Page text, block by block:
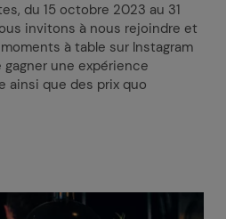
du 15 octobre 2023 au 31
invitons à nous rejoindre et
à table sur Instagram
une expérience
ainsi que des prix quo